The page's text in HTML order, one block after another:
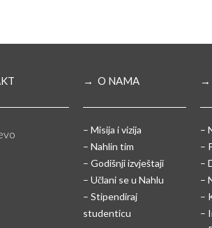
→ O NAMA
– Misija i vizija
– Nahlin tim
– Godišnji izvještaji
– Učlani se u Nahlu
– Stipendiraj
studenticu
→
–
–
–
–
–
–